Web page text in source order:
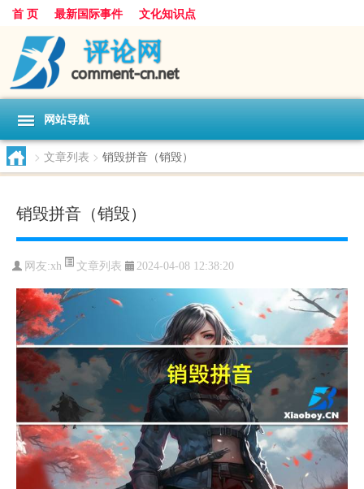
首 页 最新国际事件 文化知识点
网站导航
> 文章列表 > 销毁拼音（销毁）
销毁拼音（销毁）
网友:xh 文章列表 2024-04-08 12:38:20